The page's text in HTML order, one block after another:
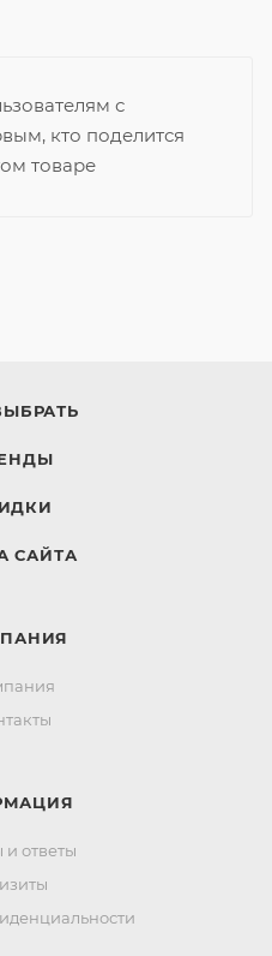
с
кто поделится
товаре
САЙТА
ответы